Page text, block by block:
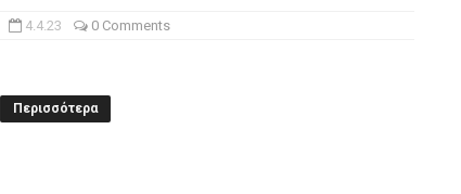
4.4.23 0 Comments
Περισσότερα